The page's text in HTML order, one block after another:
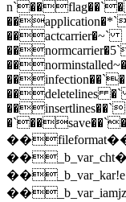
��actcarrier�~`
��deletelines